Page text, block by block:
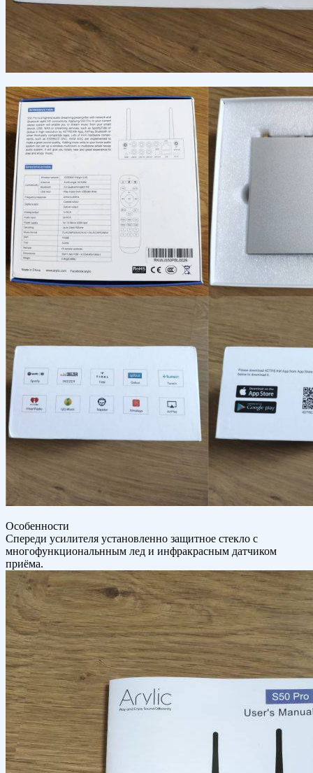
Особенности
Спереди усилителя установленно защитное стекло с
многофункциональнным лед и инфракрасным датчиком
приёма.